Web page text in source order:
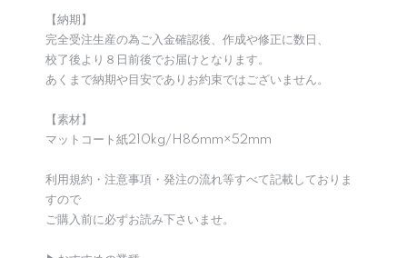
【納期】
完全受注生産の為ご入金確認後、作成や修正に数日、
校了後より８日前後でお届けとなります。
あくまで納期や目安でありお約束ではございません。
【素材】
マットコート紙210kg/H86mm×52mm
利用規約・注意事項・発注の流れ等すべて記載しておりま
すので
ご購入前に必ずお読み下さいませ。